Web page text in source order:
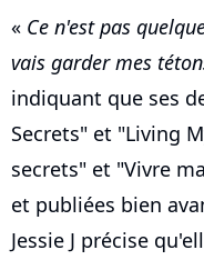
« Ce n'est pas
vais garder mes
indiquant que ses
Secrets" et "Living
secrets" et "Vivre
et publiées bien
Jessie J précise